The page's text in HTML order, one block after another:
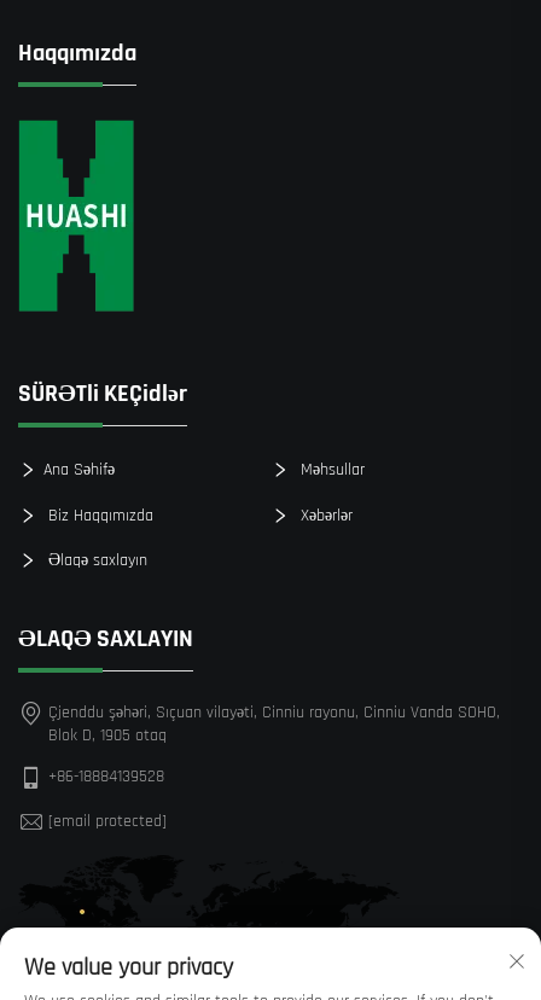
Haqqımızda
SÜRƏTli KEÇidlər
Ana Səhifə Məhsullar
Biz Haqqımızda Xəbərlər
Əlaqə saxlayın
ƏLAQƏ SAXLAYIN
Çjenddu şəhəri, Sıçuan vilayəti, Cinniu rayonu, Cinniu Vanda SOHO,
Blok D, 1905 otaq
+86-18884139528
[email protected]
We value your privacy